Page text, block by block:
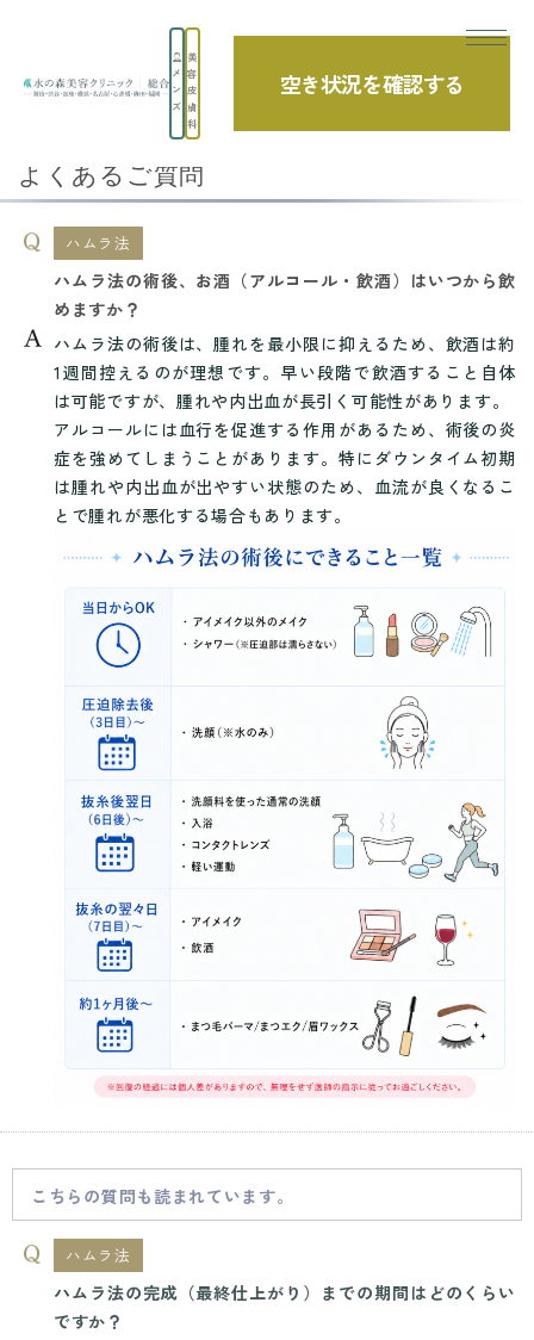
メ
ン
ズ
美
容
皮
膚
科
空き状況を確認する
TOP よくあるご質問 しわ・たるみ
ハムラ法
ハムラ法の術後、お酒（アルコール・飲酒）...
よくあるご質問
ハムラ法
ハムラ法の術後、お酒（アルコール・飲酒）はいつから飲
めますか？
ハムラ法の術後は、腫れを最小限に抑えるため、飲酒は約
1週間控えるのが理想です。早い段階で飲酒すること自体
は可能ですが、腫れや内出血が長引く可能性があります。
アルコールには血行を促進する作用があるため、術後の炎
症を強めてしまうことがあります。特にダウンタイム初期
は腫れや内出血が出やすい状態のため、血流が良くなるこ
とで腫れが悪化する場合もあります。
こちらの質問も読まれています。
ハムラ法
ハムラ法の完成（最終仕上がり）までの期間はどのくらい
ですか？